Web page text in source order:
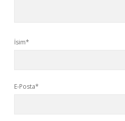
İsim*
E-Posta*